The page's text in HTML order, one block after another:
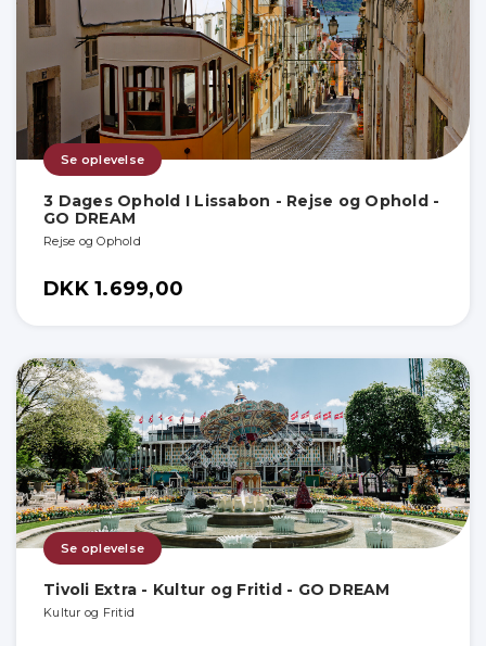
Se oplevelse
3 Dages Ophold I Lissabon - Rejse og Ophold -
GO DREAM
Rejse og Ophold
DKK 1.699,00
Se oplevelse
Tivoli Extra - Kultur og Fritid - GO DREAM
Kultur og Fritid